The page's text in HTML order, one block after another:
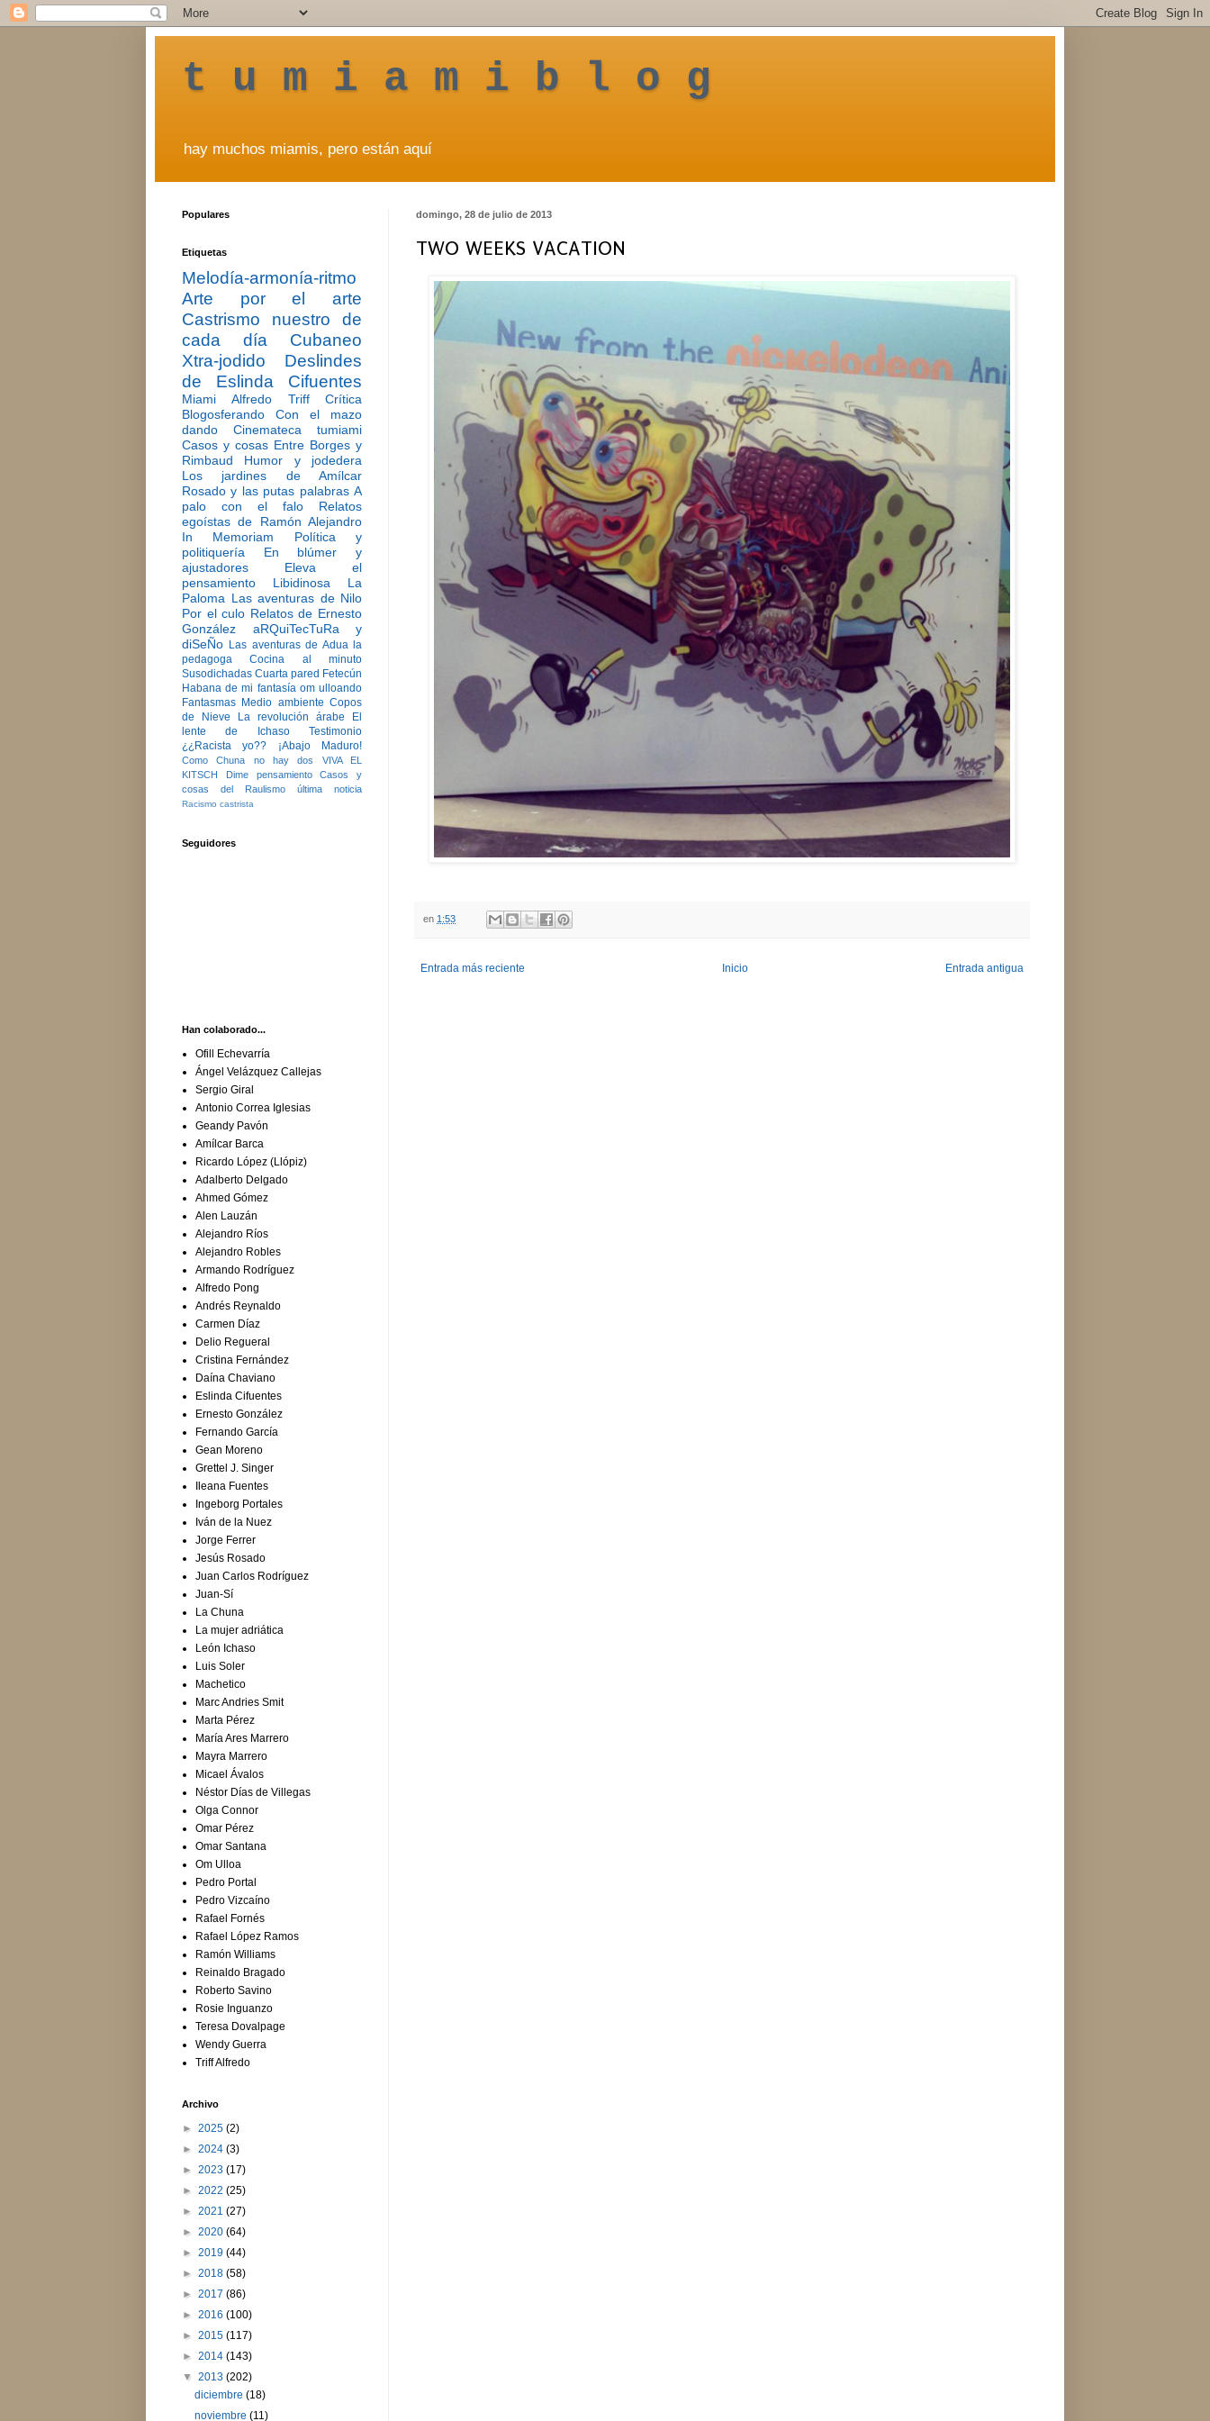
t u m i a m i b l o g
hay muchos miamis, pero están aquí
domingo, 28 de julio de 2013
TWO WEEKS VACATION
en 1:53
Entrada más reciente Entrada antigua
Inicio
Populares
Etiquetas
Melodía-armonía-ritmo
Arte por el arte
Castrismo nuestro de
cada día
Cubaneo
Xtra-jodido
Deslindes
de Eslinda Cifuentes
Miami Alfredo Triff
Crítica
Blogosferando
Con el mazo
dando
Cinemateca tumiami
Casos y cosas Entre Borges y
Rimbaud
Humor y jodedera
Los jardines de Amílcar
Rosado y las putas palabras A
palo con el falo
Relatos
egoístas de Ramón Alejandro
In Memoriam
Política y
politiquería
En blúmer y
ajustadores
Eleva el
pensamiento
Libidinosa
La
Paloma Las aventuras de Nilo
Por el culo Relatos de Ernesto
González
aRQuiTecTuRa y
diSeÑo Las aventuras de Adua la
pedagoga
Cocina al minuto
Susodichadas Cuarta pared Fetecún
Habana de mi fantasía om ulloando
Fantasmas Medio ambiente Copos
de Nieve
La revolución árabe
El
lente de Ichaso
Testimonio
¿¿Racista yo??
¡Abajo Maduro!
Como Chuna no hay dos
VIVA EL
KITSCH
Dime pensamiento
Casos y
cosas del Raulismo
última noticia
Racismo castrista
Seguidores
Han colaborado...
Ofill Echevarría
Ángel Velázquez Callejas
Sergio Giral
Antonio Correa Iglesias
Geandy Pavón
Amílcar Barca
Ricardo López (Llópiz)
Adalberto Delgado
Ahmed Gómez
Alen Lauzán
Alejandro Ríos
Alejandro Robles
Armando Rodríguez
Alfredo Pong
Andrés Reynaldo
Carmen Díaz
Delio Regueral
Cristina Fernández
Daína Chaviano
Eslinda Cifuentes
Ernesto González
Fernando García
Gean Moreno
Grettel J. Singer
Ileana Fuentes
Ingeborg Portales
Iván de la Nuez
Jorge Ferrer
Jesús Rosado
Juan Carlos Rodríguez
Juan-Sí
La Chuna
La mujer adriática
León Ichaso
Luis Soler
Machetico
Marc Andries Smit
Marta Pérez
María Ares Marrero
Mayra Marrero
Micael Ávalos
Néstor Días de Villegas
Olga Connor
Omar Pérez
Omar Santana
Om Ulloa
Pedro Portal
Pedro Vizcaíno
Rafael Fornés
Rafael López Ramos
Ramón Williams
Reinaldo Bragado
Roberto Savino
Rosie Inguanzo
Teresa Dovalpage
Wendy Guerra
Triff Alfredo
Archivo
► 2025 (2)
► 2024 (3)
► 2023 (17)
► 2022 (25)
► 2021 (27)
► 2020 (64)
► 2019 (44)
► 2018 (58)
► 2017 (86)
► 2016 (100)
► 2015 (117)
► 2014 (143)
▼ 2013 (202)
diciembre(18)
noviembre(11)